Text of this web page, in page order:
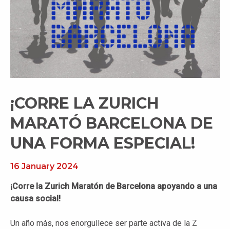
¡CORRE LA ZURICH
MARATÓ BARCELONA DE
UNA FORMA ESPECIAL!
16 January 2024
¡Corre la Zurich Maratón de Barcelona apoyando a una
causa social!
Un año más, nos enorgullece ser parte activa de la Z